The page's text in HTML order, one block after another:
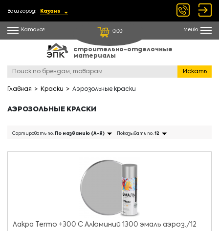
Ваш город: Казань
Каталог 0.00 Меню
строительно-отделочные
материалы
Искать
Главная Краски Аэрозольные краски
АЭРОЗОЛЬНЫЕ КРАСКИ
Сортировать по: По названию (А-Я) Показывать по: 12
Лакра Termo +300 С Алюминий 1300 эмаль аэроз./12